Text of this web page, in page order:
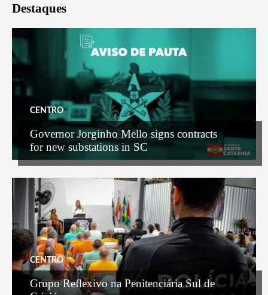
Destaques
CENTRO
Governor Jorginho Mello signs contracts
for new substations in SC
CENTRO
Grupo Reflexivo na Penitenciária Sul de